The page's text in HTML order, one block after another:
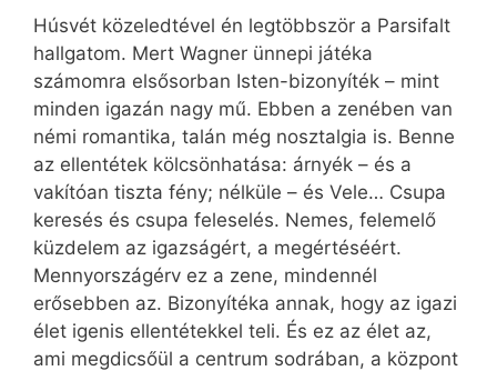
Húsvét közeledtével én legtöbbször a Parsifalt
hallgatom. Mert Wagner ünnepi játéka
számomra elsősorban Isten-bizonyíték – mint
minden igazán nagy mű. Ebben a zenében van
némi romantika, talán még nosztalgia is. Benne
az ellentétek kölcsönhatása: árnyék – és a
vakítóan tiszta fény; nélküle – és Vele… Csupa
keresés és csupa feleselés. Nemes, felemelő
küzdelem az igazságért, a megértéséért.
Mennyországérv ez a zene, mindennél
erősebben az. Bizonyítéka annak, hogy az igazi
élet igenis ellentétekkel teli. És ez az élet az,
ami megdicsőül a centrum sodrában, a központ